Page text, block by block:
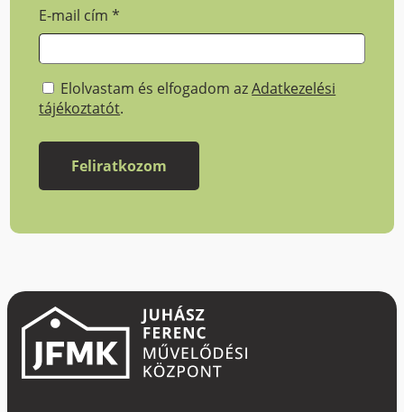
E-mail cím*
Elolvastam és elfogadom azAdatkezelési
tájékoztatót.